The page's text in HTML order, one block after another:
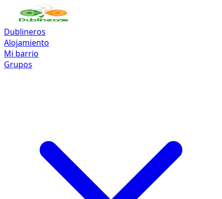
Dublineros
Alojamiento
Mi barrio
Grupos